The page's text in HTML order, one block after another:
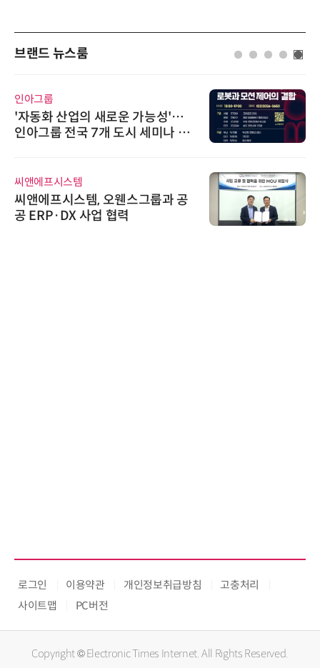
브랜드 뉴스룸
인아그룹
'자동화 산업의 새로운 가능성'…
인아그룹 전국 7개 도시 세미나 페
씨앤에프시스템
씨앤에프시스템, 오웬스그룹과 공
공 ERP·DX 사업 협력
로그인 이용약관 개인정보취급방침
고충처리
사이트맵
PC버전
Copyright © Electronic Times Internet. All Rights Reserved.